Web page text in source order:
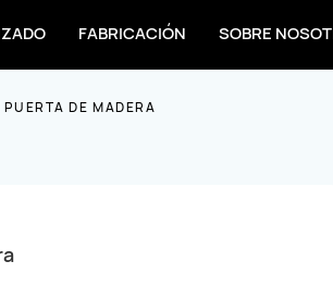
FABRICACIÓN SOBRE
DE MADERA